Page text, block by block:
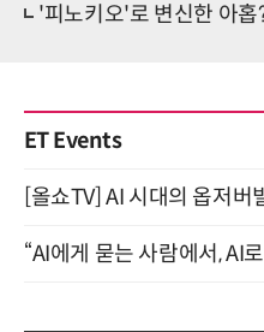
'피노키오'로 변신한 아홉?!
ET Events